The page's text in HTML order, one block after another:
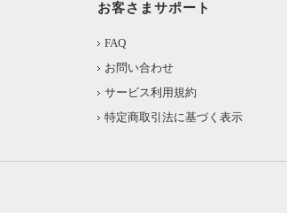
お客さまサポート
FAQ
お問い合わせ
サービス利用規約
特定商取引法に基づく表示